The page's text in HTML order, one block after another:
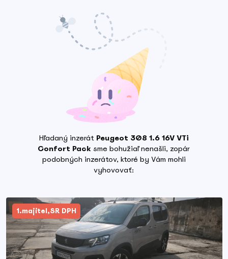
Hľadaný inzerátPeugeot 308 1.6 16V VTi
Confort Pack sme bohužiaľ nenašli, zopár
podobných inzerátov, ktoré by Vám mohli
vyhovovať:
1.majitel,SR DPH